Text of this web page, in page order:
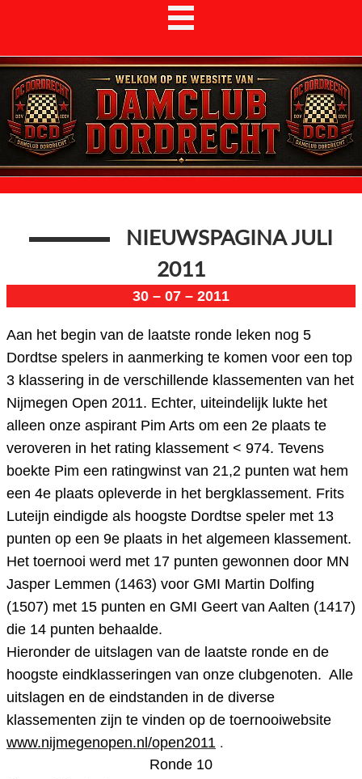
NIEUWSPAGINA JULI
2011
30 – 07 – 2011
Aan het begin van de laatste ronde leken nog 5
Dordtse spelers in aanmerking te komen voor een top
3 klassering in de verschillende klassementen van het
Nijmegen Open 2011. Echter, uiteindelijk lukte het
alleen onze aspirant Pim Arts om een 2e plaats te
veroveren in het rating klassement < 974. Tevens
boekte Pim een ratingwinst van 21,2 punten wat hem
een 4e plaats opleverde in het bergklassement. Frits
Luteijn eindigde als hoogste Dordtse speler met 13
punten op een 9e plaats in het algemeen klassement.
Het toernooi werd met 17 punten gewonnen door MN
Jasper Lemmen (1463) voor GMI Martin Dolfing
(1507) met 15 punten en GMI Geert van Aalten (1417)
die 14 punten behaalde.
Hieronder de uitslagen van de laatste ronde en de
hoogste eindklasseringen van onze clubgenoten. Alle
uitslagen en de eindstanden in de diverse
klassementen zijn te vinden op de toernooiwebsite
www.nijmegenopen.nl/open2011 .
Ronde 10